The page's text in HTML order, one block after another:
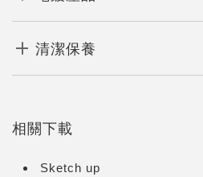
清潔保養
相關下載
Sketch up